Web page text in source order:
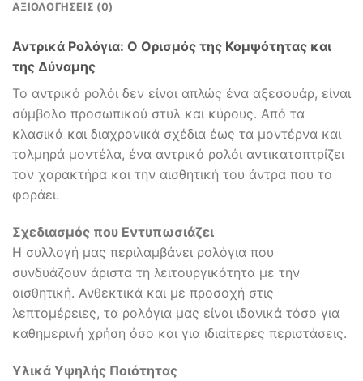
ΑΞΙΟΛΟΓΉΣΕΙΣ (0)
Αντρικά Ρολόγια: Ο Ορισμός της Κομψότητας και
της Δύναμης
Το αντρικό ρολόι δεν είναι απλώς ένα αξεσουάρ, είναι
σύμβολο προσωπικού στυλ και κύρους. Από τα
κλασικά και διαχρονικά σχέδια έως τα μοντέρνα και
τολμηρά μοντέλα, ένα αντρικό ρολόι αντικατοπτρίζει
τον χαρακτήρα και την αισθητική του άντρα που το
φοράει.
Σχεδιασμός που Εντυπωσιάζει
Η συλλογή μας περιλαμβάνει ρολόγια που
συνδυάζουν άριστα τη λειτουργικότητα με την
αισθητική. Ανθεκτικά και με προσοχή στις
λεπτομέρειες, τα ρολόγια μας είναι ιδανικά τόσο για
καθημερινή χρήση όσο και για ιδιαίτερες περιστάσεις.
Υλικά Υψηλής Ποιότητας